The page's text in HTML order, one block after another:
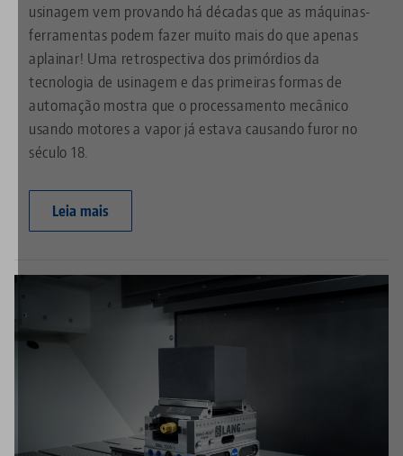
usinagem vem provando há décadas que as máquinas-
ferramentas podem fazer muito mais do que apenas
aplainar! Uma retrospectiva dos primórdios da
tecnologia de usinagem e das primeiras formas de
automação mostra que o processamento mecânico
usando motores a vapor já estava causando furor no
século 18.
Leia mais